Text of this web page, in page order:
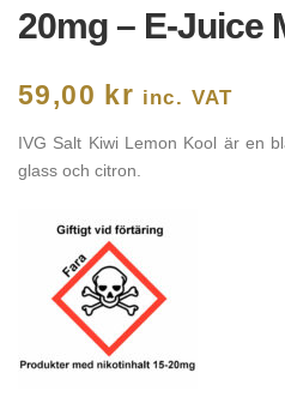
20mg – E-Juice
59,00 kr inc. VAT
IVG Salt Kiwi Lemon Kool är en
glass och citron.